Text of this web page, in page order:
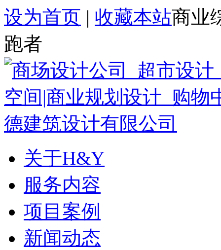
设为首页 | 收藏本站商业
跑者
关于H&Y
服务内容
项目案例
新闻动态